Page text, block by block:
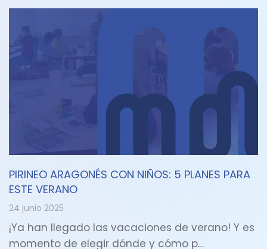
PIRINEO ARAGONÉS CON NIÑOS: 5 PLANES PARA
ESTE VERANO
24 junio 2025
¡Ya han llegado las vacaciones de verano! Y es
momento de elegir dónde y cómo p…